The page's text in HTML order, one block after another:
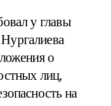
у главы
о
лиц,
на